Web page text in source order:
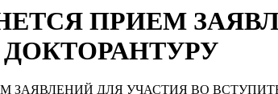
ПРИЕМ